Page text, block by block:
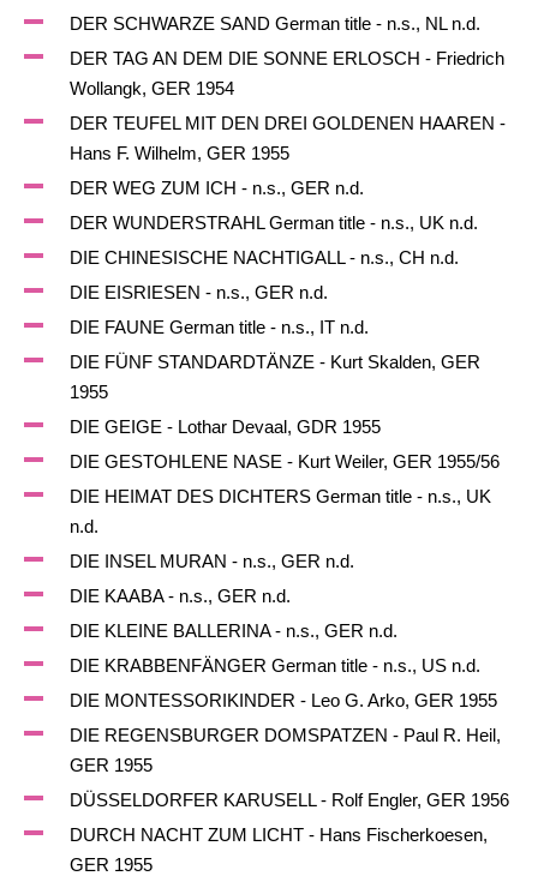
DER SCHWARZE SAND German title - n.s., NL n.d.
DER TAG AN DEM DIE SONNE ERLOSCH - Friedrich
Wollangk, GER 1954
DER TEUFEL MIT DEN DREI GOLDENEN HAAREN -
Hans F. Wilhelm, GER 1955
DER WEG ZUM ICH - n.s., GER n.d.
DER WUNDERSTRAHL German title - n.s., UK n.d.
DIE CHINESISCHE NACHTIGALL - n.s., CH n.d.
DIE EISRIESEN - n.s., GER n.d.
DIE FAUNE German title - n.s., IT n.d.
DIE FÜNF STANDARDTÄNZE - Kurt Skalden, GER
1955
DIE GEIGE - Lothar Devaal, GDR 1955
DIE GESTOHLENE NASE - Kurt Weiler, GER 1955/56
DIE HEIMAT DES DICHTERS German title - n.s., UK
n.d.
DIE INSEL MURAN - n.s., GER n.d.
DIE KAABA - n.s., GER n.d.
DIE KLEINE BALLERINA - n.s., GER n.d.
DIE KRABBENFÄNGER German title - n.s., US n.d.
DIE MONTESSORIKINDER - Leo G. Arko, GER 1955
DIE REGENSBURGER DOMSPATZEN - Paul R. Heil,
GER 1955
DÜSSELDORFER KARUSELL - Rolf Engler, GER 1956
DURCH NACHT ZUM LICHT - Hans Fischerkoesen,
GER 1955